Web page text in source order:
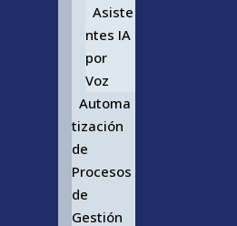
Asiste
ntes IA
por
Voz
Automa
tización
de
Procesos
de
Gestión